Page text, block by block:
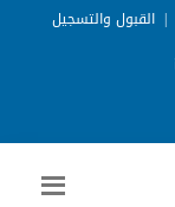
| القبول والتسجيل